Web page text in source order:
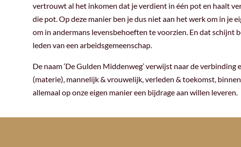
vertrouwt al het inkomen dat je verdient in één pot en haalt
die pot. Op deze manier ben je dus niet aan het werk om in je
om in andermans levensbehoeften te voorzien. En dat schijnt
leden vaneen arbeidsgemeenschap.
De naam ‘De Gulden Middenweg’ verwijst naar de verbinding
(materie), mannelijk & vrouwelijk, verleden & toekomst,
allemaal op onze eigen manier een bijdrage aan willen leveren.